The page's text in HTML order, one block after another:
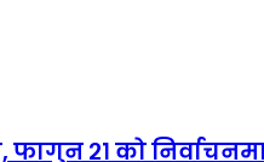
फागुन २१ को